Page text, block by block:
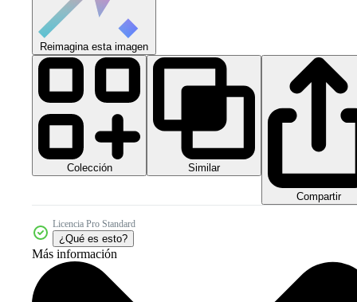
Reimagina esta imagen
Colección Similar
Compartir
Licencia Pro Standard
¿Qué es esto?
Más información